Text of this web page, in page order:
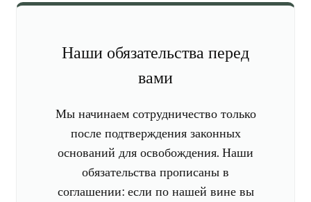
Наши обязательства перед
вами
Мы начинаем сотрудничество только
после подтверждения законных
оснований для освобождения. Наши
обязательства прописаны в
соглашении: если по нашей вине вы